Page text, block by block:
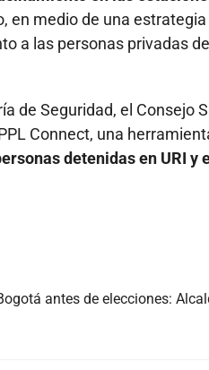
en medio de una
a las personas privadas
de Seguridad, el Consejo
Connect, una
detenidas en URI y
antes de elecciones: